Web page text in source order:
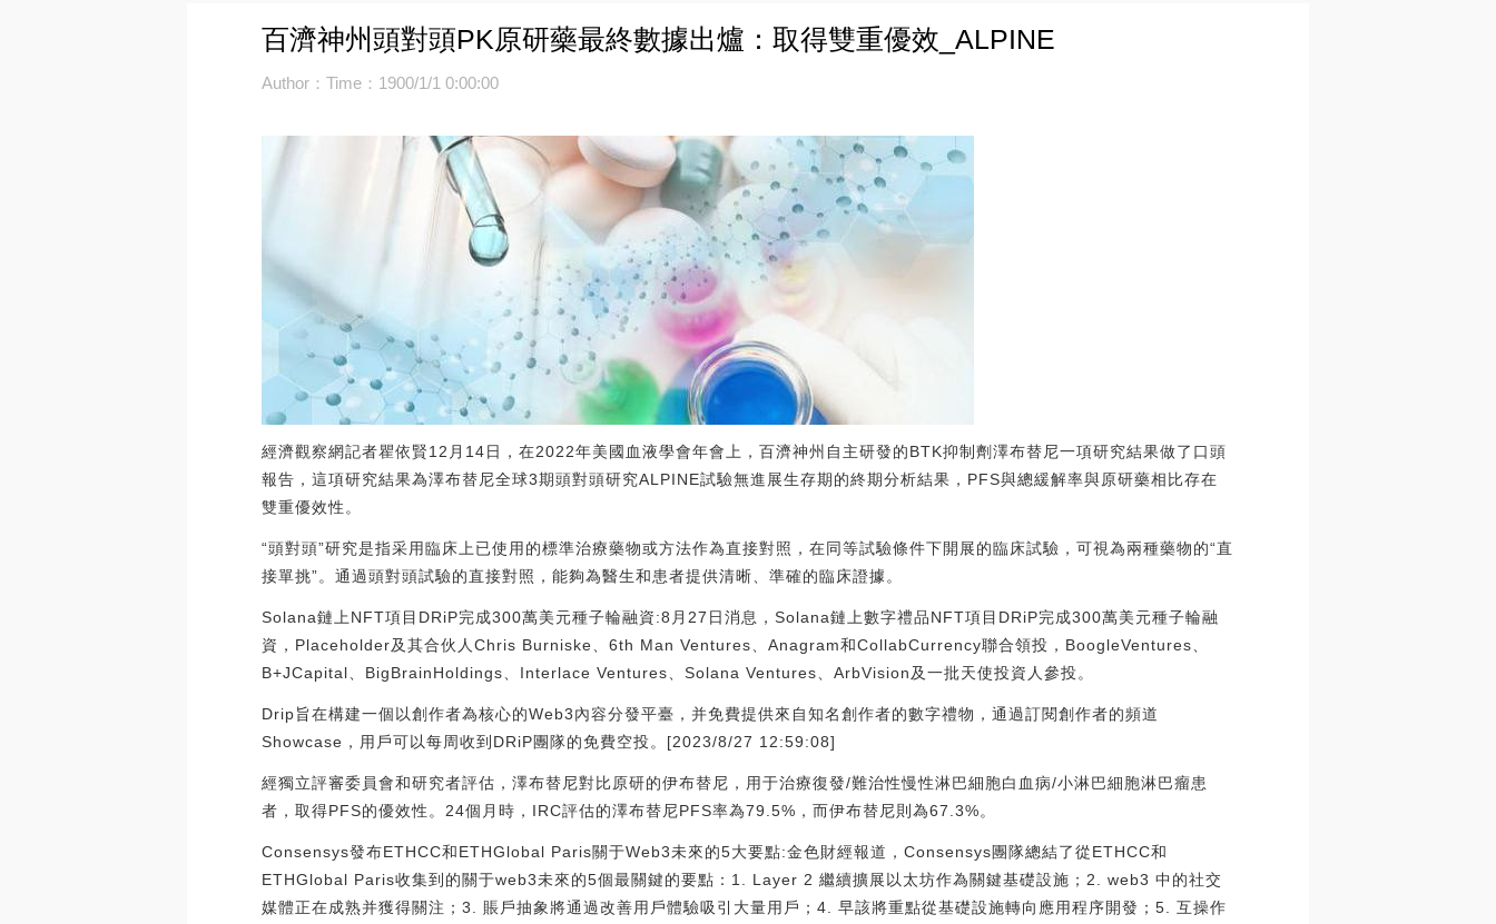
百濟神州頭對頭PK原研藥最終數據出爐：取得雙重優效_ALPINE
Author：Time：1900/1/1 0:00:00
經濟觀察網記者瞿依賢12月14日，在2022年美國血液學會年會上，百濟神州自主研發的BTK抑制劑澤布替尼一項研究結果做了口頭
報告，這項研究結果為澤布替尼全球3期頭對頭研究ALPINE試驗無進展生存期的終期分析結果，PFS與總緩解率與原研藥相比存在
雙重優效性。
“頭對頭”研究是指采用臨床上已使用的標準治療藥物或方法作為直接對照，在同等試驗條件下開展的臨床試驗，可視為兩種藥物的“直
接單挑”。通過頭對頭試驗的直接對照，能夠為醫生和患者提供清晰、準確的臨床證據。
Solana鏈上NFT項目DRiP完成300萬美元種子輪融資:8月27日消息，Solana鏈上數字禮品NFT項目DRiP完成300萬美元種子輪融
資，Placeholder及其合伙人Chris Burniske、6th Man Ventures、Anagram和CollabCurrency聯合領投，BoogleVentures、
B+JCapital、BigBrainHoldings、Interlace Ventures、Solana Ventures、ArbVision及一批天使投資人參投。
Drip旨在構建一個以創作者為核心的Web3內容分發平臺，并免費提供來自知名創作者的數字禮物，通過訂閱創作者的頻道
Showcase，用戶可以每周收到DRiP團隊的免費空投。[2023/8/27 12:59:08]
經獨立評審委員會和研究者評估，澤布替尼對比原研的伊布替尼，用于治療復發/難治性慢性淋巴細胞白血病/小淋巴細胞淋巴瘤患
者，取得PFS的優效性。24個月時，IRC評估的澤布替尼PFS率為79.5%，而伊布替尼則為67.3%。
Consensys發布ETHCC和ETHGlobal Paris關于Web3未來的5大要點:金色財經報道，Consensys團隊總結了從ETHCC和
ETHGlobal Paris收集到的關于web3未來的5個最關鍵的要點：1. Layer 2 繼續擴展以太坊作為關鍵基礎設施；2. web3 中的社交
媒體正在成熟并獲得關注；3. 賬戶抽象將通過改善用戶體驗吸引大量用戶；4. 早該將重點從基礎設施轉向應用程序開發；5. 互操作